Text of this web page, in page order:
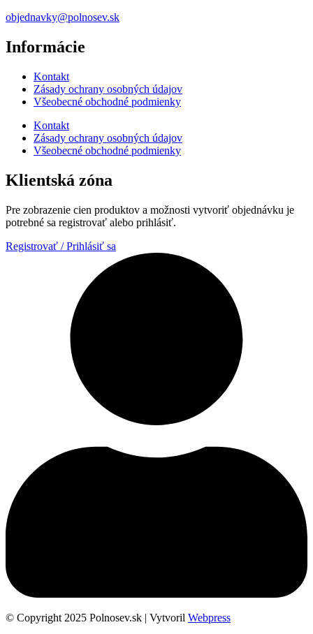
objednavky@polnosev.sk
Informácie
Kontakt
Zásady ochrany osobných údajov
Všeobecné obchodné podmienky
Kontakt
Zásady ochrany osobných údajov
Všeobecné obchodné podmienky
Klientská zóna
Pre zobrazenie cien produktov a možnosti vytvoriť objednávku je
potrebné sa registrovať alebo prihlásiť.
Registrovať / Prihlásiť sa
© Copyright 2025 Polnosev.sk | Vytvoril Webpress